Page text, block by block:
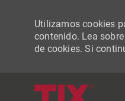
Utilizamos cookies
contenido. Lea
de cookies. Si